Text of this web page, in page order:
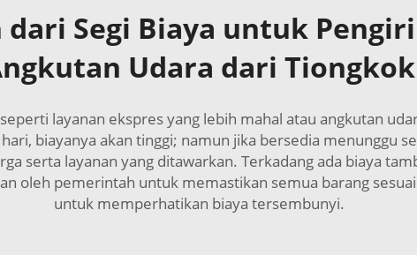
Segi Biaya untuk
Udara dari Tiongkok
layanan ekspres yang lebih mahal atau angkutan
biayanya akan tinggi; namun jika bersedia menunggu
serta layanan yang ditawarkan. Terkadang ada biaya
oleh pemerintah untuk memastikan semua barang
untuk memperhatikan biaya tersembunyi.